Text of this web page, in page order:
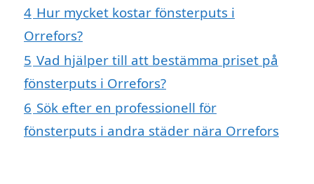
4 Hur mycket kostar fönsterputs i
Orrefors?
5 Vad hjälper till att bestämma priset på
fönsterputs i Orrefors?
6 Sök efter en professionell för
fönsterputs i andra städer nära Orrefors